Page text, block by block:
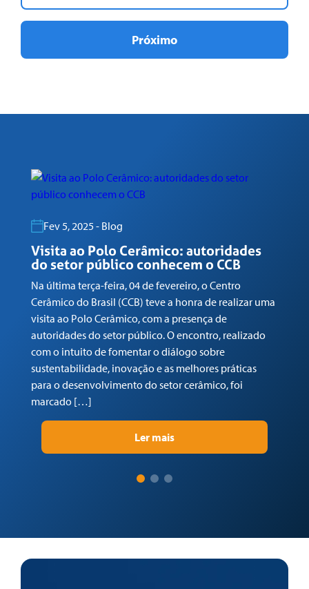
Próximo
Fev 5, 2025 - Blog
Visita ao Polo Cerâmico: autoridades
do setor público conhecem o CCB
Na última terça-feira, 04 de fevereiro, o Centro
Cerâmico do Brasil (CCB) teve a honra de realizar uma
visita ao Polo Cerâmico, com a presença de
autoridades do setor público. O encontro, realizado
com o intuito de fomentar o diálogo sobre
sustentabilidade, inovação e as melhores práticas
para o desenvolvimento do setor cerâmico, foi
marcado […]
Ler mais